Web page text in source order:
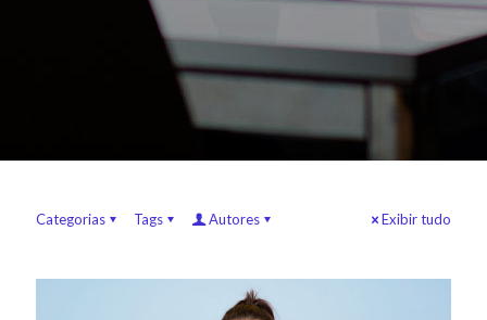
Categorias Tags Autores Exibir tudo